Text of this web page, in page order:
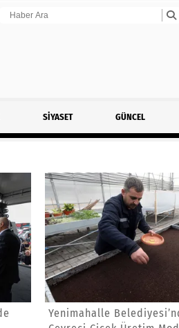
SİYASET GÜNCEL
Yenimahalle